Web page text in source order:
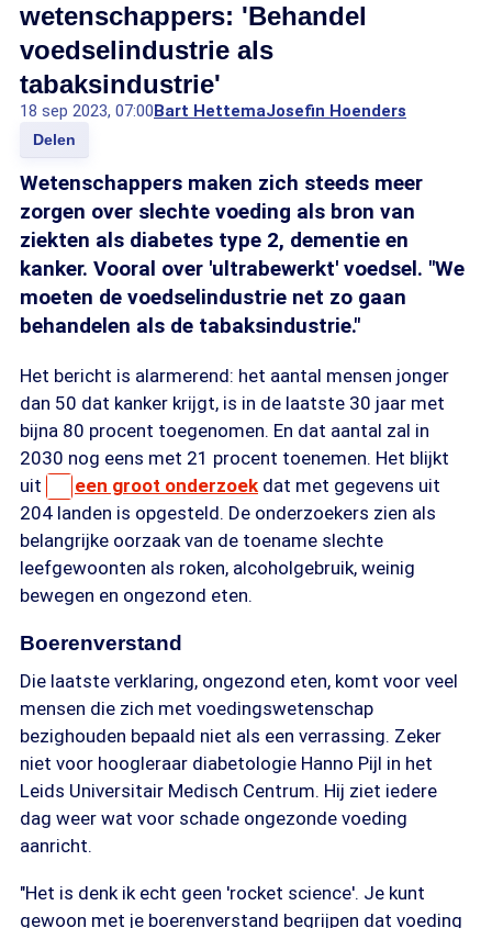
wetenschappers: 'Behandel
voedselindustrie als
tabaksindustrie'
18 sep 2023, 07:00Bart HettemaJosefin Hoenders
Delen
Wetenschappers maken zich steeds meer
zorgen over slechte voeding als bron van
ziekten als diabetes type 2, dementie en
kanker. Vooral over 'ultrabewerkt' voedsel. "We
moeten de voedselindustrie net zo gaan
behandelen als de tabaksindustrie."
Het bericht is alarmerend: het aantal mensen jonger
dan 50 dat kanker krijgt, is in de laatste 30 jaar met
bijna 80 procent toegenomen. En dat aantal zal in
2030 nog eens met 21 procent toenemen. Het blijkt
uit
een groot onderzoek dat met gegevens uit
204 landen is opgesteld. De onderzoekers zien als
belangrijke oorzaak van de toename slechte
leefgewoonten als roken, alcoholgebruik, weinig
bewegen en ongezond eten.
Boerenverstand
Die laatste verklaring, ongezond eten, komt voor veel
mensen die zich met voedingswetenschap
bezighouden bepaald niet als een verrassing. Zeker
niet voor hoogleraar diabetologie Hanno Pijl in het
Leids Universitair Medisch Centrum. Hij ziet iedere
dag weer wat voor schade ongezonde voeding
aanricht.
"Het is denk ik echt geen 'rocket science'. Je kunt
gewoon met je boerenverstand begrijpen dat voeding